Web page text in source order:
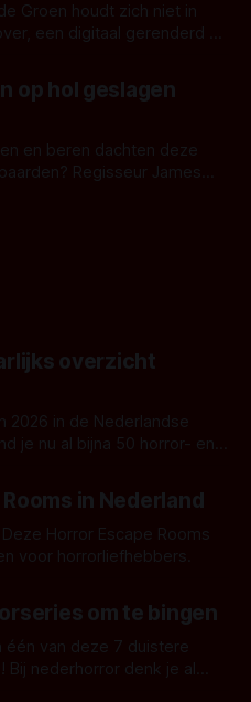
Groen houdt zich niet in
een digitaal gerenderd en
maar onheilspellends,
De Groen met ieder woord
op hol geslagen
en beren dachten deze
Regisseur James
overzicht
2026 in de Nederlandse
je nu al bijna 50 horror- en
in Nederland
Horror Escape Rooms
voor horrorliefhebbers.
om te bingen
één van deze 7 duistere